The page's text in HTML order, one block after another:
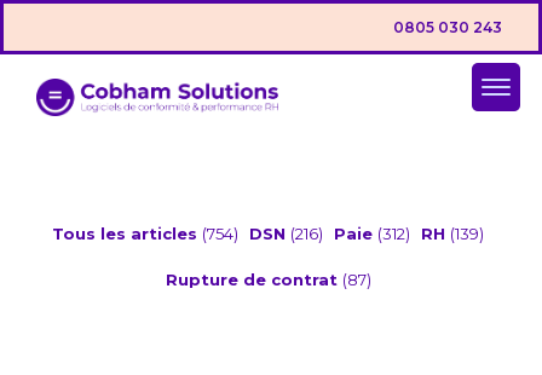
0805 030 243
Tous les articles (754) DSN (216) Paie (312) RH (139)
Rupture de contrat (87)